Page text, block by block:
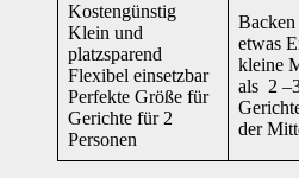
Kostengünstig
Klein und
platzsparend
Flexibel einsetzbar
Perfekte Größe für
Gerichte für 2
Personen
Backen
etwas
kleine
als 2
der